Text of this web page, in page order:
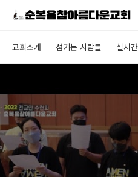
교회소개 섬기는 사람들 실시